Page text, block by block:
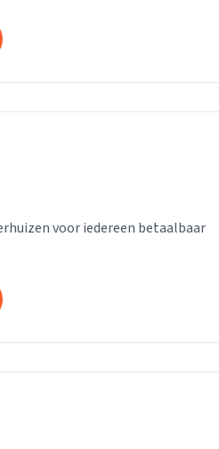
voor iedereen betaalbaar